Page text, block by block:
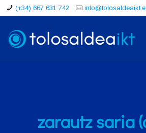
(+34) 667 631 742
zarautz saria